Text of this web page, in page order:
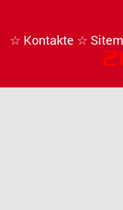
☆ Kontakte ☆